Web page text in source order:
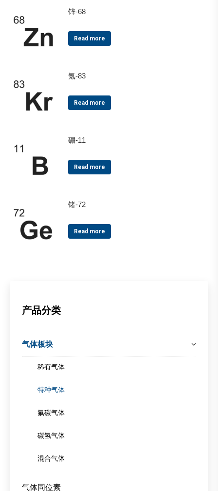
锌-68
Read more
氪-83
Read more
硼-11
Read more
锗-72
Read more
产品分类
气体板块
稀有气体
特种气体
氟碳气体
碳氢气体
混合气体
气体同位素